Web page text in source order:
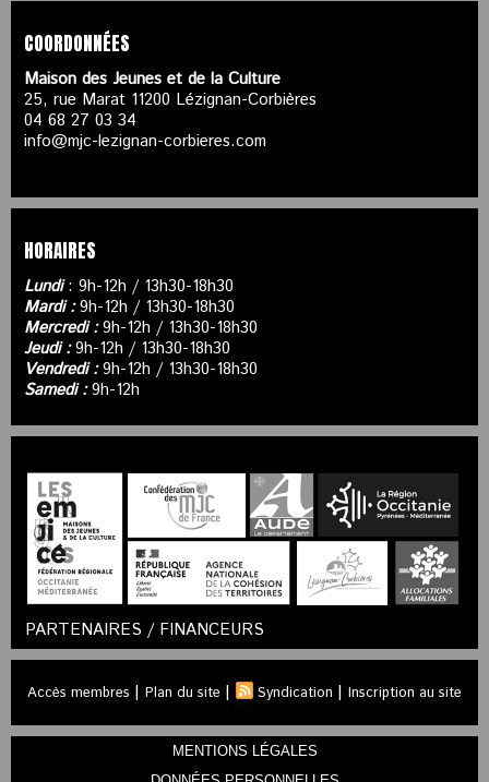
COORDONNÉES
Maison des Jeunes et de la Culture
25, rue Marat 11200 Lézignan-Corbières
04 68 27 03 34
info@mjc-lezignan-corbieres.com
HORAIRES
Lundi: 9h-12h / 13h30-18h30
Mardi :9h-12h / 13h30-18h30
Mercredi :9h-12h / 13h30-18h30
Jeudi :9h-12h / 13h30-18h30
Vendredi :9h-12h / 13h30-18h30
Samedi :9h-12h
PARTENAIRES / FINANCEURS
Accès membres | Plan du site | Syndication | Inscription au site
MENTIONS LÉGALES